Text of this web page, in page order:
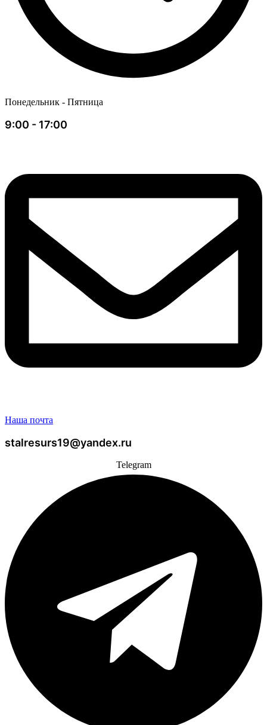
Понедельник - Пятница
9:00 - 17:00
Наша почта
stalresurs19@yandex.ru
Telegram